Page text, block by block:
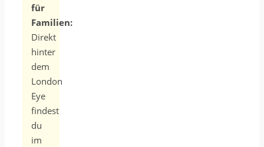
für
Familien:
Direkt
hinter
dem
London
Eye
findest
du
im